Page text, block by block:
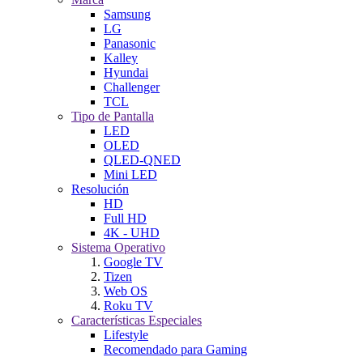
Samsung
LG
Panasonic
Kalley
Hyundai
Challenger
TCL
Tipo de Pantalla
LED
OLED
QLED-QNED
Mini LED
Resolución
HD
Full HD
4K - UHD
Sistema Operativo
Google TV
Tizen
Web OS
Roku TV
Características Especiales
Lifestyle
Recomendado para Gaming